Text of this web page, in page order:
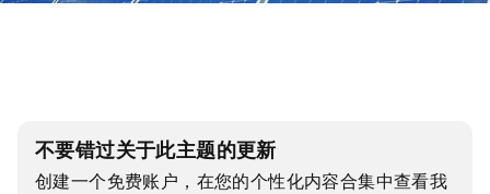
不要错过关于此主题的更新
创建一个免费账户，在您的个性化内容合集中查看我